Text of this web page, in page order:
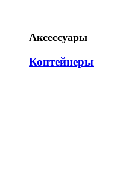
Аксессуары
Контейнеры